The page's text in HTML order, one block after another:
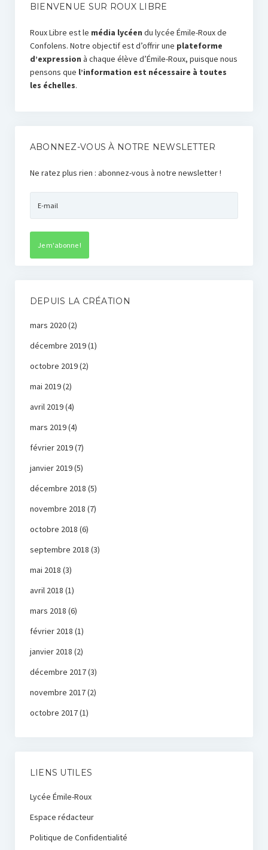
BIENVENUE SUR ROUX LIBRE
Roux Libre est le média lycéen du lycée Émile-Roux de
Confolens. Notre objectif est d’offrir une plateforme
d’expression à chaque élève d’Émile-Roux, puisque nous
pensons que l’information est nécessaire à toutes
les échelles.
ABONNEZ-VOUS À NOTRE NEWSLETTER
Ne ratez plus rien : abonnez-vous à notre newsletter !
DEPUIS LA CRÉATION
mars 2020(2)
décembre 2019(1)
octobre 2019(2)
mai 2019(2)
avril 2019(4)
mars 2019(4)
février 2019(7)
janvier 2019(5)
décembre 2018 (5)
novembre 2018 (7)
octobre 2018 (6)
septembre 2018 (3)
mai 2018 (3)
avril 2018 (1)
mars 2018 (6)
février 2018 (1)
janvier 2018 (2)
décembre 2017(3)
novembre 2017(2)
octobre 2017(1)
LIENS UTILES
Lycée Émile-Roux
Espace rédacteur
Politique de Confidentialité